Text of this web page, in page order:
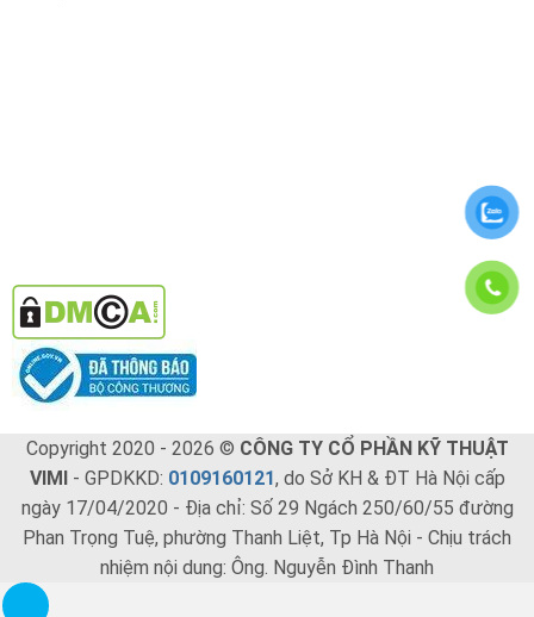
Copyright 2020 - 2026 © CÔNG TY CỔ PHẦN KỸ THUẬT
VIMI
- GPDKKD: 0109160121, do Sở KH & ĐT Hà Nội cấp
ngày 17/04/2020 - Địa chỉ: Số 29 Ngách 250/60/55 đường
Phan Trọng Tuệ, phường Thanh Liệt, Tp Hà Nội - Chịu trách
nhiệm nội dung: Ông. Nguyễn Đình Thanh